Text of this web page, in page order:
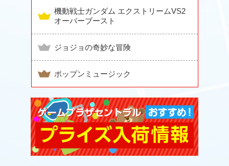
機動戦士ガンダム エクストリームVS2
オーバーブースト
ジョジョの奇妙な冒険
ポップンミュージック